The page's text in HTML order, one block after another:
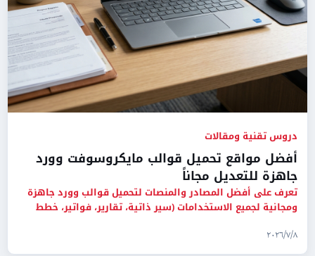
دروس تقنية ومقالات
أفضل مواقع تحميل قوالب مايكروسوفت وورد
جاهزة للتعديل مجاناً
تعرف على أفضل المصادر والمنصات لتحميل قوالب وورد جاهزة
ومجانية لجميع الاستخدامات (سير ذاتية، تقارير، فواتير، خطط
٨‏/٧‏/٢٠٢٦